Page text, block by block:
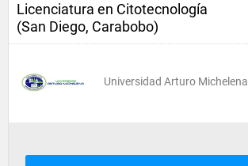
Licenciatura en Citotecnología
(San Diego, Carabobo)
Universidad Arturo Michelena